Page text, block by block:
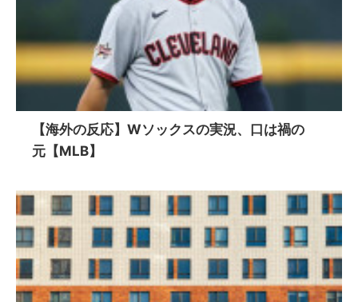
【海外の反応】Wソックスの実況、口は禍の
元【MLB】